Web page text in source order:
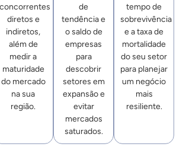
concorrentes
diretos e
indiretos,
além de
medir a
maturidade
do mercado
na sua
região.
de
tendência e
o saldo de
empresas
para
descobrir
setores em
expansão e
evitar
mercados
saturados.
tempo de
sobrevivência
e a taxa de
mortalidade
do seu setor
para planejar
um negócio
mais
resiliente.